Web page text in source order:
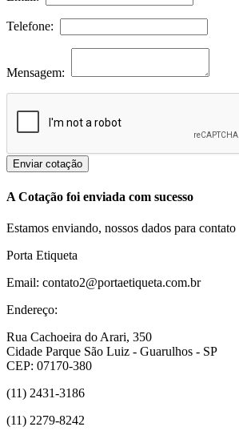
Telefone:
Mensagem:
Enviar cotação
A Cotação foi enviada com sucesso
Estamos enviando, nossos dados para contato
Porta Etiqueta
Email: contato2@portaetiqueta.com.br
Endereço:
Rua Cachoeira do Arari, 350
Cidade Parque São Luiz - Guarulhos - SP
CEP: 07170-380
(11) 2431-3186
(11) 2279-8242